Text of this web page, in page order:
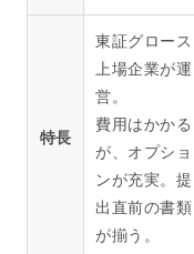
特長
東証グロース
上場企業が運
営。
費用はかかる
が、オプショ
ンが充実。提
出直前の書類
が揃う。